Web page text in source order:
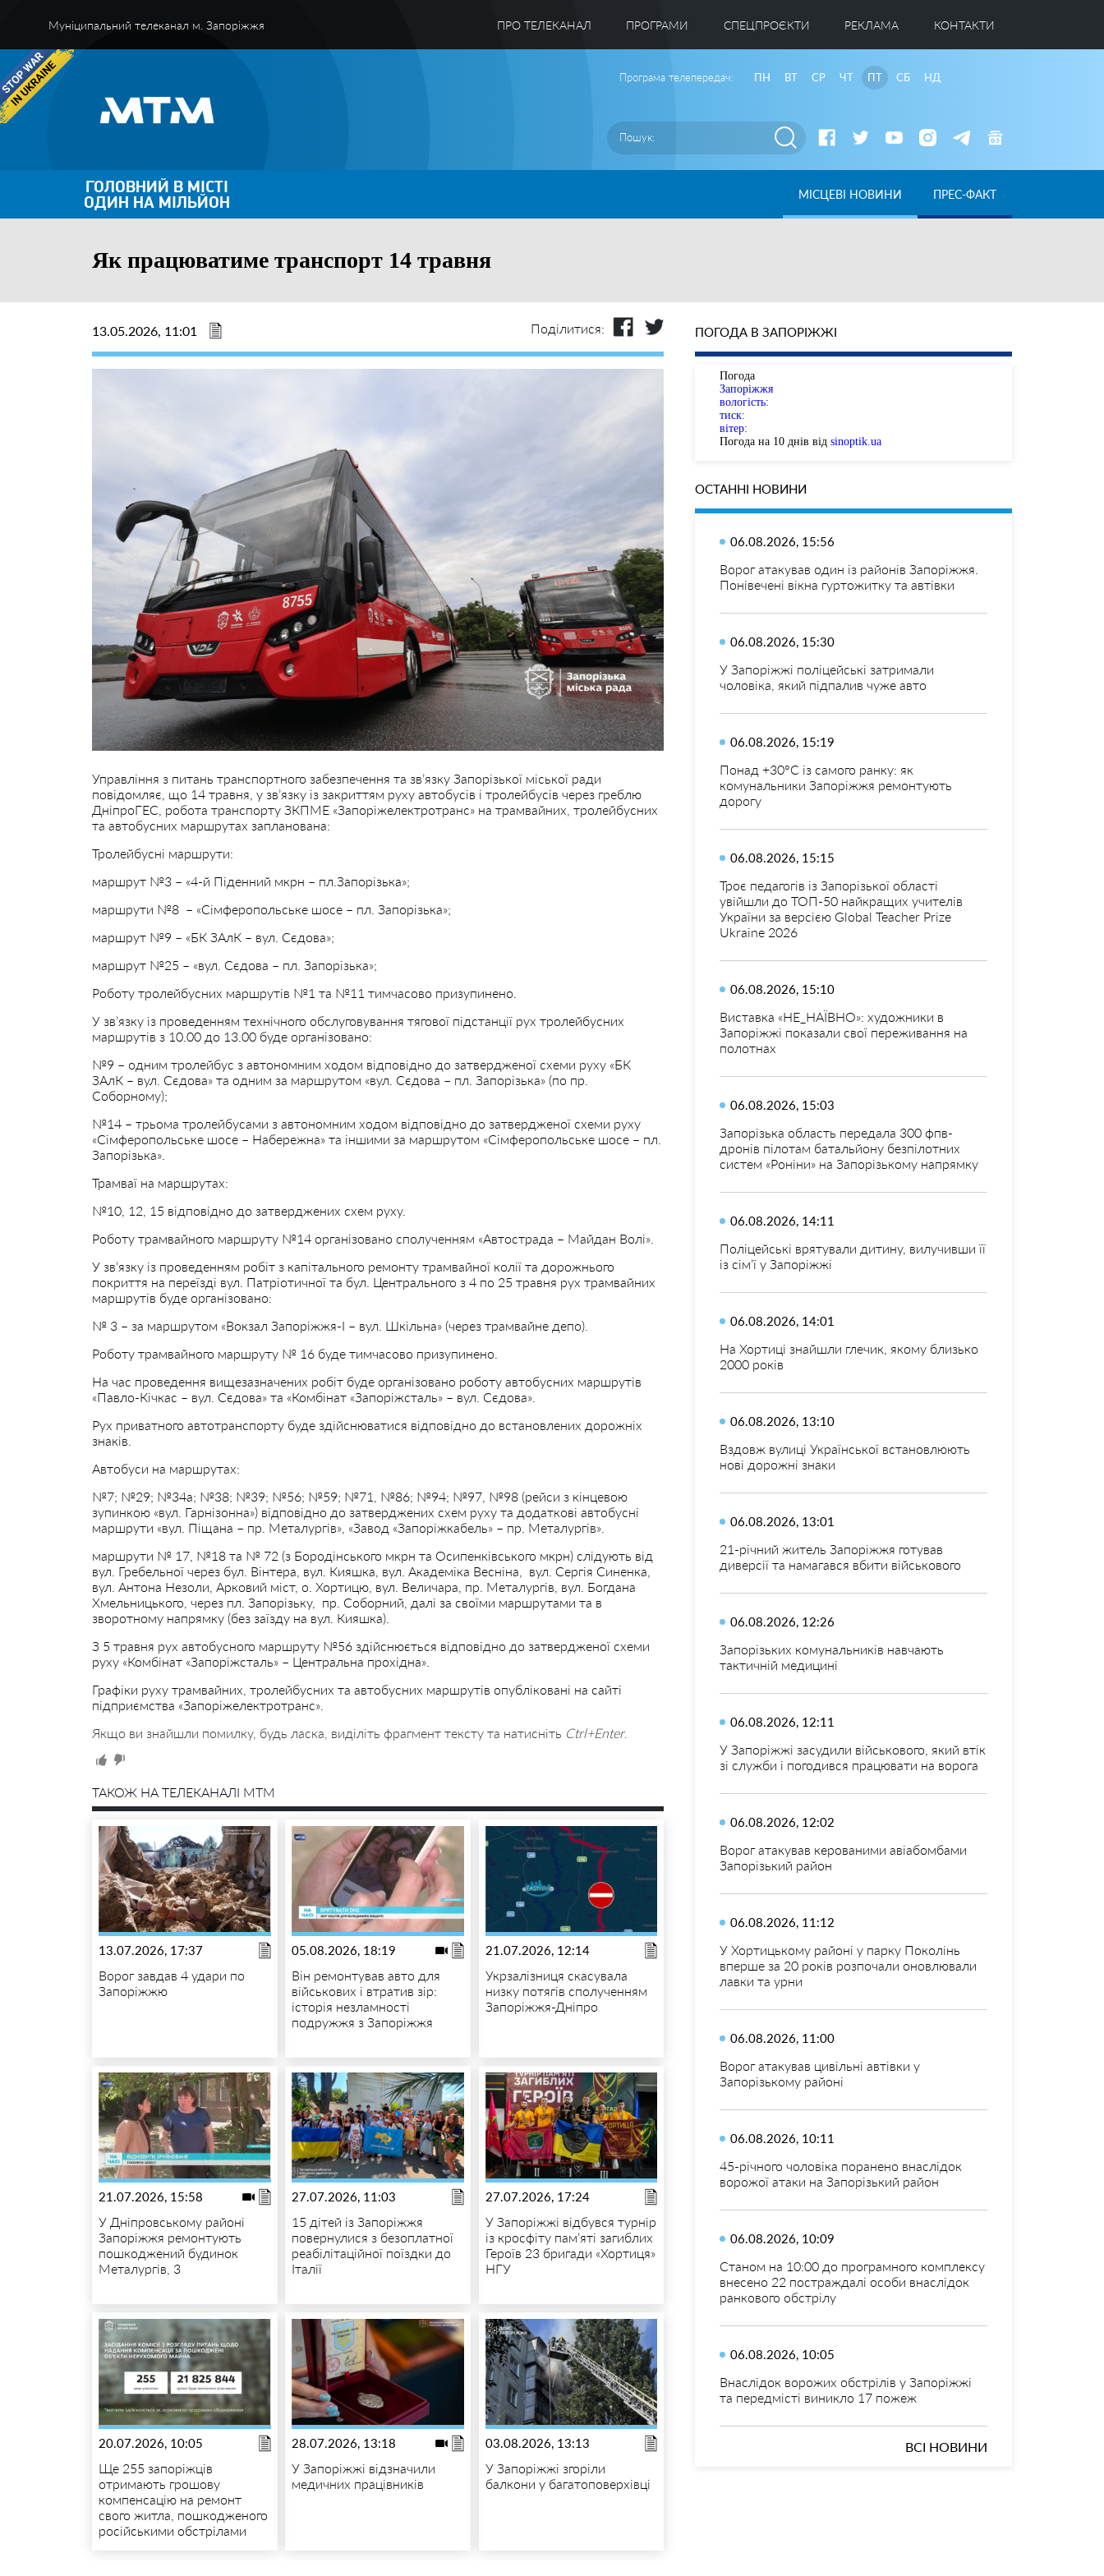
Муніципальний телеканал м. Запоріжжя ПРО ТЕЛЕКАНАЛ ПРОГРАМИ CПЕЦПРОЄКТИ РЕКЛАМА КОНТАКТИ
Програма телепередач: ПН ВТ СР ЧТ ПТ СБ НД
ГОЛОВНИЙ В МІСТІ
ОДИН НА МІЛЬЙОН МІСЦЕВІ НОВИНИ ПРЕС-ФАКТ
Як працюватиме транспорт 14 травня
13.05.2026, 11:01 Поділитися:
Управління з питань транспортного забезпечення та зв’язку Запорізької міської ради
повідомляє, що 14 травня, у зв’язку із закриттям руху автобусів і тролейбусів через греблю
ДніпроГЕС, робота транспорту ЗКПМЕ «Запоріжелектротранс» на трамвайних, тролейбусних
та автобусних маршрутах запланована:
Тролейбусні маршрути:
маршрут №3 – «4-й Піденний мкрн – пл.Запорізька»;
маршрути №8 – «Сімферопольське шосе – пл. Запорізька»;
маршрут №9 – «БК ЗАлК – вул. Сєдова»;
маршрут №25 – «вул. Сєдова – пл. Запорізька»;
Роботу тролейбусних маршрутів №1 та №11 тимчасово призупинено.
У зв’язку із проведенням технічного обслуговування тягової підстанції рух тролейбусних
маршрутів з 10.00 до 13.00 буде організовано:
№9 – одним тролейбус з автономним ходом відповідно до затвердженої схеми руху «БК
ЗАлК – вул. Сєдова» та одним за маршрутом «вул. Сєдова – пл. Запорізька» (по пр.
Соборному);
№14 – трьома тролейбусами з автономним ходом відповідно до затвердженої схеми руху
«Сімферопольське шосе – Набережна» та іншими за маршрутом «Сімферопольське шосе – пл.
Запорізька».
Трамваї на маршрутах:
№10, 12, 15 відповідно до затверджених схем руху.
Роботу трамвайного маршруту №14 організовано сполученням «Автострада – Майдан Волі».
У зв’язку із проведенням робіт з капітального ремонту трамвайної колії та дорожнього
покриття на переїзді вул. Патріотичної та бул. Центрального з 4 по 25 травня рух трамвайних
маршрутів буде організовано:
№ 3 – за маршрутом «Вокзал Запоріжжя-І – вул. Шкільна» (через трамвайне депо).
Роботу трамвайного маршруту № 16 буде тимчасово призупинено.
На час проведення вищезазначених робіт буде організовано роботу автобусних маршрутів
«Павло-Кічкас – вул. Сєдова» та «Комбінат «Запоріжсталь» – вул. Сєдова».
Рух приватного автотранспорту буде здійснюватися відповідно до встановлених дорожніх
знаків.
Автобуси на маршрутах:
№7; №29; №34а; №38; №39; №56; №59; №71, №86; №94; №97, №98 (рейси з кінцевою
зупинкою «вул. Гарнізонна») відповідно до затверджених схем руху та додаткові автобусні
маршрути «вул. Піщана – пр. Металургів», «Завод «Запоріжкабель» – пр. Металургів».
маршрути № 17, №18 та № 72 (з Бородінського мкрн та Осипенківського мкрн) слідують від
вул. Гребельної через бул. Вінтера, вул. Кияшка, вул. Академіка Весніна, вул. Сергія Синенка,
вул. Антона Незоли, Арковий міст, о. Хортицю, вул. Величара, пр. Металургів, вул. Богдана
Хмельницького, через пл. Запорізьку, пр. Соборний, далі за своїми маршрутами та в
зворотному напрямку (без заїзду на вул. Кияшка).
З 5 травня рух автобусного маршруту №56 здійснюється відповідно до затвердженої схеми
руху «Комбінат «Запоріжсталь» – Центральна прохідна».
Графіки руху трамвайних, тролейбусних та автобусних маршрутів опубліковані на сайті
підприємства «Запоріжелектротранс».
Якщо ви знайшли помилку, будь ласка, виділіть фрагмент тексту та натисніть Ctrl+Enter.
ТАКОЖ НА ТЕЛЕКАНАЛІ MTM
13.07.2026, 17:37
Ворог завдав 4 удари по
Запоріжжю
05.08.2026, 18:19
Він ремонтував авто для
військових і втратив зір:
історія незламності
подружжя з Запоріжжя
21.07.2026, 12:14
Укрзалізниця скасувала
низку потягів сполученням
Запоріжжя-Дніпро
21.07.2026, 15:58
У Дніпровському районі
Запоріжжя ремонтують
пошкоджений будинок
Металургів, 3
27.07.2026, 11:03
15 дітей із Запоріжжя
повернулися з безоплатної
реабілітаційної поїздки до
Італії
27.07.2026, 17:24
У Запоріжжі відбувся турнір
із кросфіту пам’яті загиблих
Героїв 23 бригади «Хортиця»
НГУ
20.07.2026, 10:05
Ще 255 запоріжців
отримають грошову
компенсацію на ремонт
свого житла, пошкодженого
російськими обстрілами
28.07.2026, 13:18
У Запоріжжі відзначили
медичних працівників
03.08.2026, 13:13
У Запоріжжі згоріли
балкони у багатоповерхівці
ПОГОДА В ЗАПОРІЖЖІ
Погода
Запоріжжя
вологість:
тиск:
вітер:
Погода на 10 днів від sinoptik.ua
ОСТАННІ НОВИНИ
06.08.2026, 15:56
Ворог атакував один із районів Запоріжжя.
Понівечені вікна гуртожитку та автівки
06.08.2026, 15:30
У Запоріжжі поліцейські затримали
чоловіка, який підпалив чуже авто
06.08.2026, 15:19
Понад +30°C із самого ранку: як
комунальники Запоріжжя ремонтують
дорогу
06.08.2026, 15:15
Троє педагогів із Запорізької області
увійшли до ТОП-50 найкращих учителів
України за версією Global Teacher Prize
Ukraine 2026
06.08.2026, 15:10
Виставка «НЕ_НАЇВНО»: художники в
Запоріжжі показали свої переживання на
полотнах
06.08.2026, 15:03
Запорізька область передала 300 фпв-
дронів пілотам батальйону безпілотних
систем «Роніни» на Запорізькому напрямку
06.08.2026, 14:11
Поліцейські врятували дитину, вилучивши її
із сім’ї у Запоріжжі
06.08.2026, 14:01
На Хортиці знайшли глечик, якому близько
2000 років
06.08.2026, 13:10
Вздовж вулиці Української встановлюють
нові дорожні знаки
06.08.2026, 13:01
21-річний житель Запоріжжя готував
диверсії та намагався вбити військового
06.08.2026, 12:26
Запорізьких комунальників навчають
тактичній медицині
06.08.2026, 12:11
У Запоріжжі засудили військового, який втік
зі служби і погодився працювати на ворога
06.08.2026, 12:02
Ворог атакував керованими авіабомбами
Запорізький район
06.08.2026, 11:12
У Хортицькому районі у парку Поколінь
вперше за 20 років розпочали оновлювали
лавки та урни
06.08.2026, 11:00
Ворог атакував цивільні автівки у
Запорізькому районі
06.08.2026, 10:11
45-річного чоловіка поранено внаслідок
ворожої атаки на Запорізький район
06.08.2026, 10:09
Станом на 10:00 до програмного комплексу
внесено 22 постраждалі особи внаслідок
ранкового обстрілу
06.08.2026, 10:05
Внаслідок ворожих обстрілів у Запоріжжі
та передмісті виникло 17 пожеж
ВСІ НОВИНИ